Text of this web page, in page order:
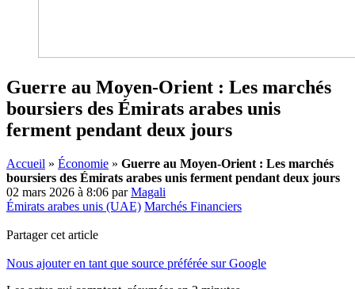
Guerre au Moyen-Orient : Les marchés
boursiers des Émirats arabes unis
ferment pendant deux jours
Accueil » Économie » Guerre au Moyen-Orient : Les marchés
boursiers des Émirats arabes unis ferment pendant deux jours
02 mars 2026 à 8:06 parMagali
Émirats arabes unis (UAE) Marchés Financiers
Partager cet article
Nous ajouter en tant que source préférée sur Google